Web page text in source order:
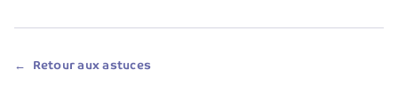
← Retour aux astuces